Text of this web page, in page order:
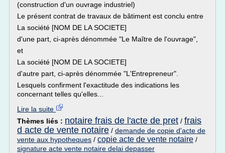
(construction d'un ouvrage industriel)
Le présent contrat de travaux de bâtiment est conclu entre
La société [NOM DE LA SOCIETE]
d'une part, ci-après dénommée "Le Maître de l'ouvrage",
et
La société [NOM DE LA SOCIETE]
d'autre part, ci-après dénommée "L'Entrepreneur".
Lesquels confirment l'exactitude des indications les
concernant telles qu'elles...
Lire la suite
Thèmes liés : notaire frais de l'acte de pret / frais
d acte de vente notaire / demande de copie d'acte de
vente aux hypotheques / copie acte de vente notaire /
signature acte vente notaire delai depasser